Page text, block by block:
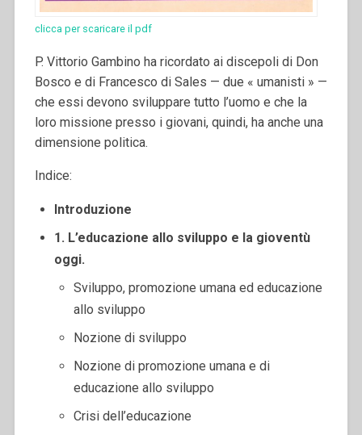
clicca per scaricare il pdf
P. Vittorio Gambino ha ricordato ai discepoli di Don
Bosco e di Francesco di Sales — due « umanisti » —
che essi devono sviluppare tutto l’uomo e che la
loro missione presso i giovani, quindi, ha anche una
dimensione politica.
Indice:
Introduzione
1. L’educazione allo sviluppo e la gioventù
oggi.
Sviluppo, promozione umana ed educazione
allo sviluppo
Nozione di sviluppo
Nozione di promozione umana e di
educazione allo sviluppo
Crisi dell’educazione